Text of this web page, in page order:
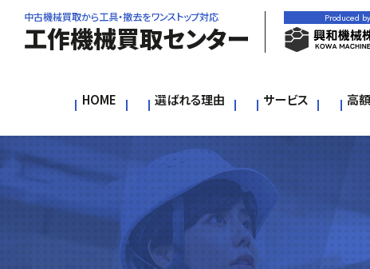
中古機械買取から工具・撤去をワンストップ対応
工作機械買取センター
Produced by
HOME 選ばれる理由 サービス 高